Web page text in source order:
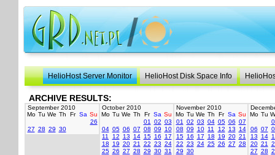
HelioHost Server Monitor HelioHost Disk Space Info
ARCHIVE RESULTS:
September 2010
Mo Tu We Th Fr Sa Su
26
27 28 29 30
October 2010
Mo Tu We Th Fr Sa Su
01
02 03
04 05 06 07 08 09
10
11
12 13 14 15 16
17
18
19 20 21 22 23 24
25 26 27 28 29 30 31
November 2010
Mo Tu We Th Fr Sa Su
01
02 03 04 05 06 07
08 09 10 11 12 13
14
15 16 17 18 19 20 21
22 23 24 25 26 27 28
29 30
Mo Tu
06 07
13
14
20 21
27 28